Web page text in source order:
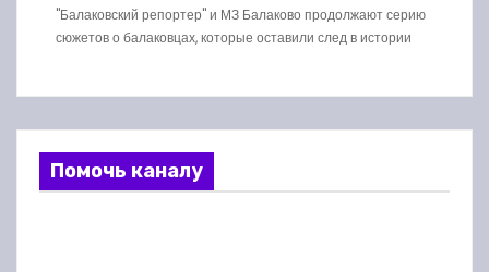
"Балаковский репортер" и МЗ Балаково продолжают серию
сюжетов о балаковцах, которые оставили след в истории
Помочь каналу